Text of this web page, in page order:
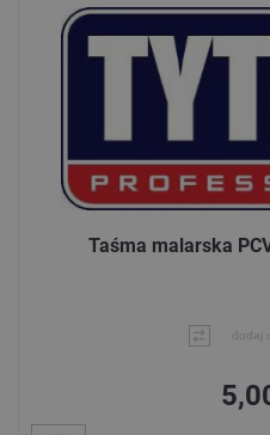
Taśma malarska
dodaj